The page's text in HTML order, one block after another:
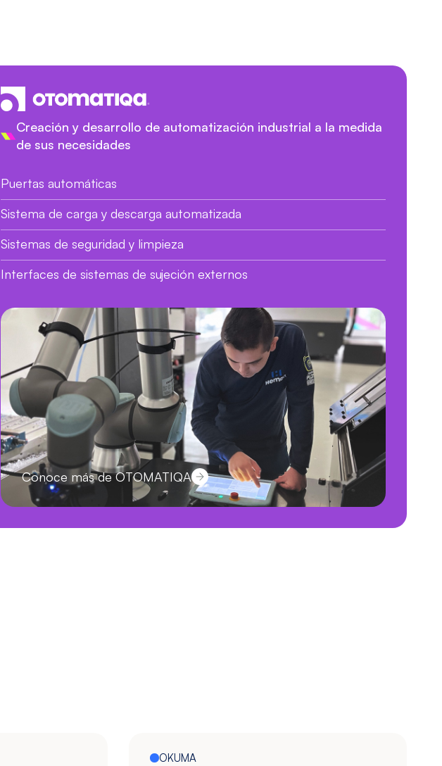
Creación y desarrollo de automatización industrial a la medida
de sus necesidades
Puertas automáticas
Sistema de carga y descarga automatizada
Sistemas de seguridad y limpieza
Interfaces de sistemas de sujeción externos
Conoce más de OTOMATIQA
OKUMA